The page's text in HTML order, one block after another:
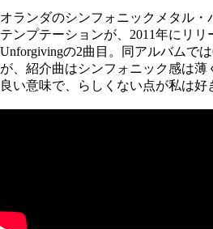
オランダのシンフォニックメタル・
テンプテーションが、2011年にリリ
Unforgivingの2曲目。同アルバムで
が、紹介曲はシンフォニック感は薄
良い意味で、らしくない点が私は好